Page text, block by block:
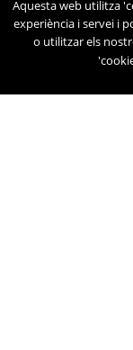
Aquesta web utilitza
experiència i servei i
o utilitzar els